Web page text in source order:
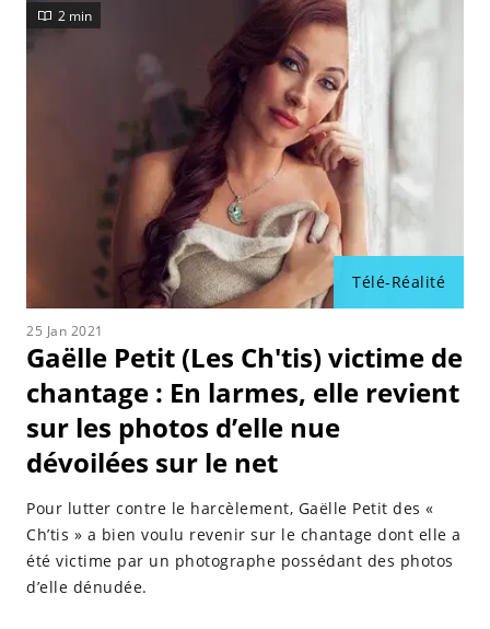
Télé-Réalité
2 min
25 Jan 2021
Gaëlle Petit (Les Ch'tis) victime de
chantage : En larmes, elle revient
sur les photos d’elle nue
dévoilées sur le net
Pour lutter contre le harcèlement, Gaëlle Petit des «
Ch’tis » a bien voulu revenir sur le chantage dont elle a
été victime par un photographe possédant des photos
d’elle dénudée.